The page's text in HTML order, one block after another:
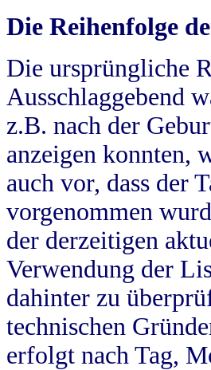
Die Reihenfolge
Die ursprüngliche
Ausschlaggebend
z.B. nach der
anzeigen konnten,
auch vor, dass der
vorgenommen
der derzeitigen
Verwendung der
dahinter zu
technischen
erfolgt nach Tag,